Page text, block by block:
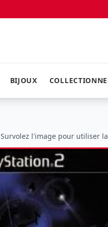
BIJOUX
Survolez l'image pour utiliser